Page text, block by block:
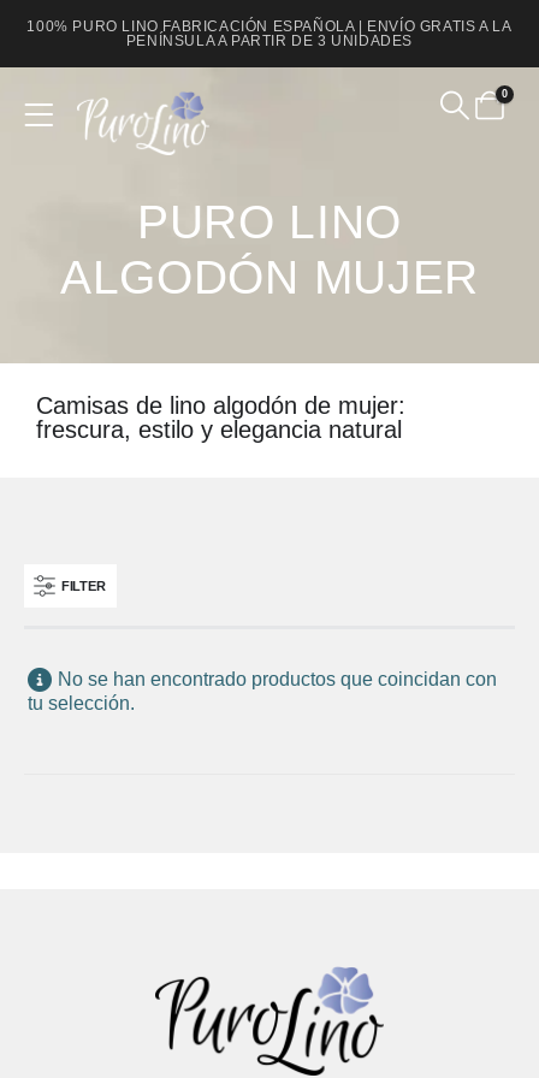
100% PURO LINO FABRICACIÓN ESPAÑOLA | ENVÍO GRATIS A LA
PENÍNSULA A PARTIR DE 3 UNIDADES
0
PURO LINO
ALGODÓN MUJER
Camisas de lino algodón de mujer:
frescura, estilo y elegancia natural
FILTER
No se han encontrado productos que coincidan con
tu selección.